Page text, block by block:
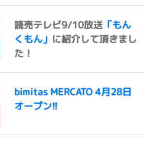
読売テレビ9/10放送 「もん
くもん」 に紹介して頂きまし
た！
bimitas MERCATO 4月28日
オープン!!